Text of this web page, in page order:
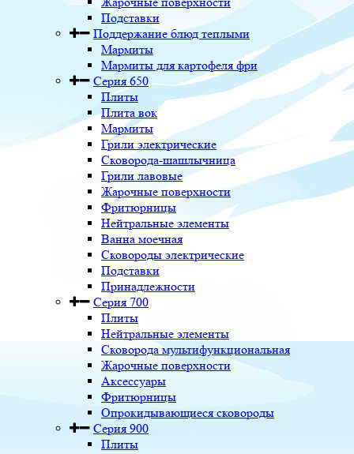
Подставки
Поддержание блюд теплыми
Мармиты
Мармиты для картофеля фри
Серия 650
Плиты
Плита вок
Мармиты
Грили электрические
Сковорода-шашлычница
Грили лавовые
Жарочные поверхности
Фритюрницы
Нейтральные элементы
Ванна моечная
Сковороды электрические
Подставки
Принадлежности
Серия 700
Плиты
Нейтральные элементы
Сковорода мультифункциональная
Жарочные поверхности
Аксессуары
Фритюрницы
Опрокидывающиеся сковороды
Серия 900
Плиты